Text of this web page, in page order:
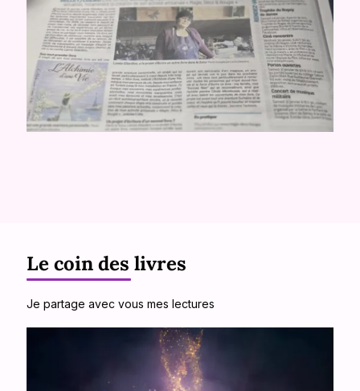
Le coin des livres
Je partage avec vous mes lectures